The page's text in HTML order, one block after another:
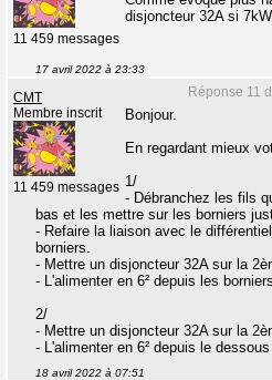
11 459 messages
disjoncteur 32A si
17 avril 2022 à 23:33
Réponse 11
CMT
Membre inscrit
11 459 messages
Bonjour.
En regardant mieux
1/
- Débranchez les fils
bas et les mettre sur les borniers
- Refaire la liaison avec le
borniers.
- Mettre un disjoncteur 32A sur la
- L'alimenter en 6² depuis les borniers.
2/
- Mettre un disjoncteur 32A sur la
- L'alimenter en 6² depuis le dessous
18 avril 2022 à 07:51